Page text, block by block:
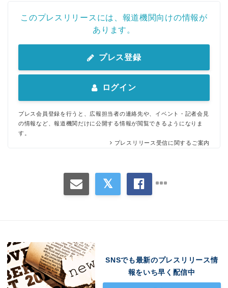
このプレスリリースには、報道機関向けの情報が
あります。
プレス登録
ログイン
プレス会員登録を行うと、広報担当者の連絡先や、イベント・記者会見
の情報など、報道機関だけに公開する情報が閲覧できるようになりま
す。
プレスリリース受信に関するご案内
SNSでも最新のプレスリリース情
報をいち早く配信中